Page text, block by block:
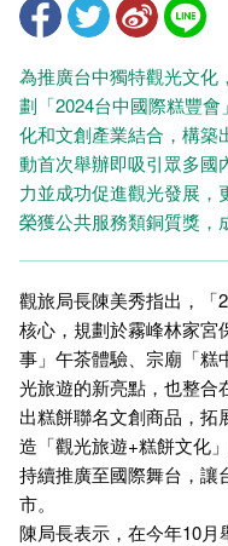
為推廣台中獨特觀光文化
劃「2024台中國際糕豐
化和文創產業結合，構築
動首次舉辦即吸引眾多國
力並成功促進觀光發展，
榮獲公共服務類銅質獎，
觀旅局長陳美秀指出，「
核心，規劃於霧峰林家宮
事」午茶體驗、宗廟「糕
光旅遊的新亮點，也整合
出糕餅聯名文創商品，拓
造「觀光旅遊+糕餅文化
持續推廣至國際舞台，讓
市。
陳局長表示，在今年10月